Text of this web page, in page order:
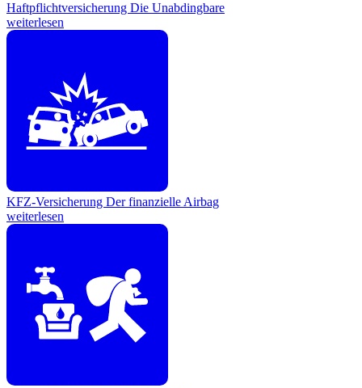
Haftpflichtversicherung Die Unabdingbare
weiterlesen
KFZ-Versicherung Der finanzielle Airbag
weiterlesen